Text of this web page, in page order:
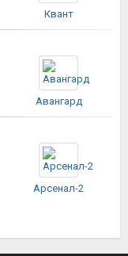
Квант
Авангард
Арсенал-2